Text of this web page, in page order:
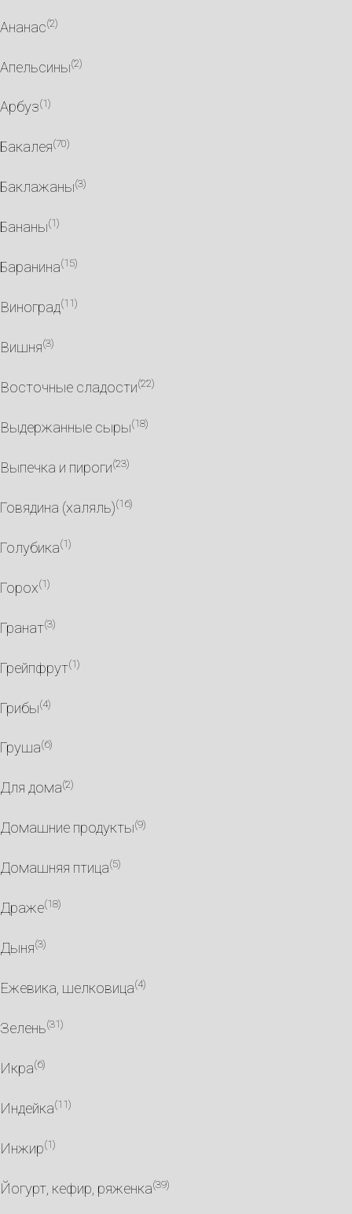
Ананас(2)
Апельсины(2)
Арбуз(1)
Бакалея(70)
Баклажаны(3)
Бананы(1)
Баранина(15)
Виноград(11)
Вишня(3)
Восточные сладости(22)
Выдержанные сыры(18)
Выпечка и пироги(23)
Говядина (халяль)(16)
Голубика(1)
Горох(1)
Гранат(3)
Грейпфрут(1)
Грибы(4)
Груша(6)
Для дома(2)
Домашние продукты(9)
Домашняя птица(5)
Драже(18)
Дыня(3)
Ежевика, шелковица(4)
Зелень(31)
Икра(6)
Индейка(11)
Инжир(1)
Йогурт, кефир, ряженка(39)